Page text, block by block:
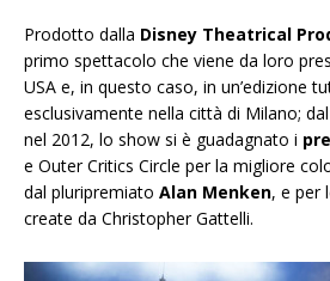
Prodotto dalla Disney Theatrical
primo spettacolo che viene da loro
USA e, in questo caso, in un’edizione
esclusivamente nella città di Milano;
nel 2012, lo show si è guadagnato i
e Outer Critics Circle per la migliore
dal pluripremiato Alan Menken, e per
create da Christopher Gattelli.